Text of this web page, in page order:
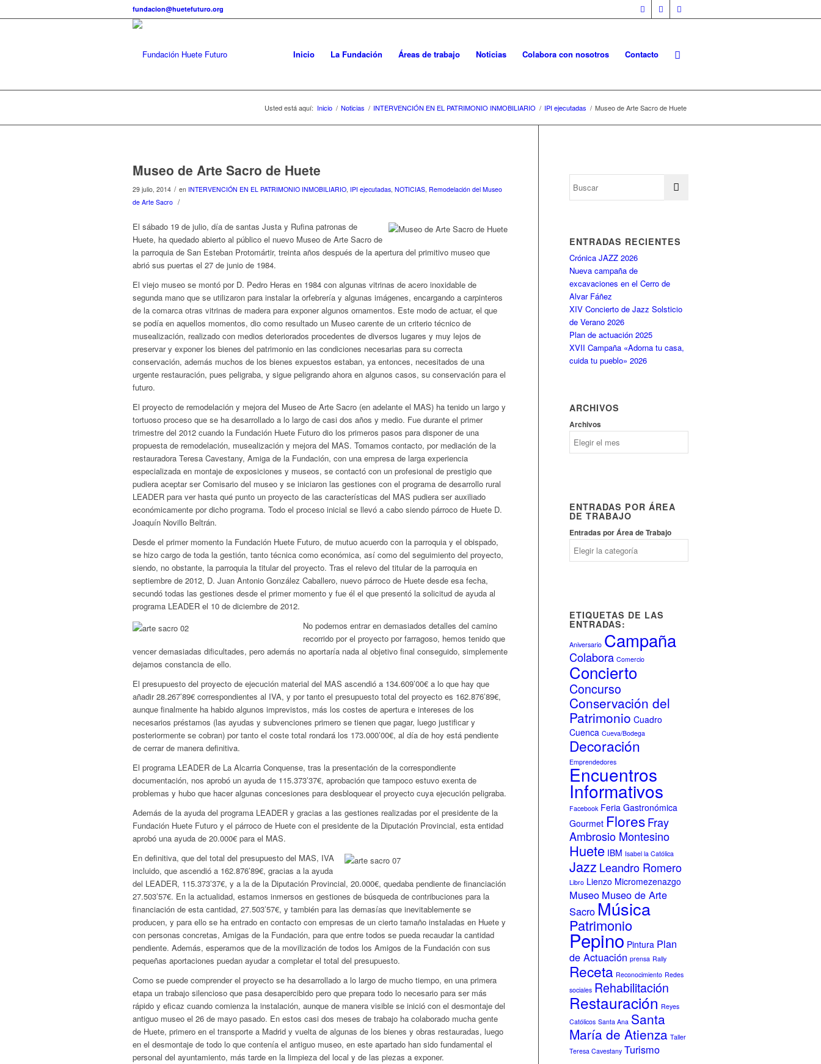
fundacion@huetefuturo.org
Inicio La Fundación Áreas de trabajo Noticias Colabora con nosotros Contacto
Usted está aquí: Inicio / Noticias / INTERVENCIÓN EN EL PATRIMONIO INMOBILIARIO / IPI ejecutadas / Museo de Arte Sacro de Huete
Museo de Arte Sacro de Huete
29 julio, 2014 / en INTERVENCIÓN EN EL PATRIMONIO INMOBILIARIO, IPI ejecutadas, NOTICIAS, Remodelación del Museo
de Arte Sacro /
El sábado 19 de julio, día de santas Justa y Rufina patronas de
Huete, ha quedado abierto al público el nuevo Museo de Arte Sacro de
la parroquia de San Esteban Protomártir, treinta años después de la apertura del primitivo museo que
abrió sus puertas el 27 de junio de 1984.
El viejo museo se montó por D. Pedro Heras en 1984 con algunas vitrinas de acero inoxidable de
segunda mano que se utilizaron para instalar la orfebrería y algunas imágenes, encargando a carpinteros
de la comarca otras vitrinas de madera para exponer algunos ornamentos. Este modo de actuar, el que
se podía en aquellos momentos, dio como resultado un Museo carente de un criterio técnico de
musealización, realizado con medios deteriorados procedentes de diversos lugares y muy lejos de
preservar y exponer los bienes del patrimonio en las condiciones necesarias para su correcta
conservación, además muchos de los bienes expuestos estaban, ya entonces, necesitados de una
urgente restauración, pues peligraba, y sigue peligrando ahora en algunos casos, su conservación para el
futuro.
El proyecto de remodelación y mejora del Museo de Arte Sacro (en adelante el MAS) ha tenido un largo y
tortuoso proceso que se ha desarrollado a lo largo de casi dos años y medio. Fue durante el primer
trimestre del 2012 cuando la Fundación Huete Futuro dio los primeros pasos para disponer de una
propuesta de remodelación, musealización y mejora del MAS. Tomamos contacto, por mediación de la
restauradora Teresa Cavestany, Amiga de la Fundación, con una empresa de larga experiencia
especializada en montaje de exposiciones y museos, se contactó con un profesional de prestigio que
pudiera aceptar ser Comisario del museo y se iniciaron las gestiones con el programa de desarrollo rural
LEADER para ver hasta qué punto un proyecto de las características del MAS pudiera ser auxiliado
económicamente por dicho programa. Todo el proceso inicial se llevó a cabo siendo párroco de Huete D.
Joaquín Novillo Beltrán.
Desde el primer momento la Fundación Huete Futuro, de mutuo acuerdo con la parroquia y el obispado,
se hizo cargo de toda la gestión, tanto técnica como económica, así como del seguimiento del proyecto,
siendo, no obstante, la parroquia la titular del proyecto. Tras el relevo del titular de la parroquia en
septiembre de 2012, D. Juan Antonio González Caballero, nuevo párroco de Huete desde esa fecha,
secundó todas las gestiones desde el primer momento y fue él el que presentó la solicitud de ayuda al
programa LEADER el 10 de diciembre de 2012.
No podemos entrar en demasiados detalles del camino
recorrido por el proyecto por farragoso, hemos tenido que
vencer demasiadas dificultades, pero además no aportaría nada al objetivo final conseguido, simplemente
dejamos constancia de ello.
El presupuesto del proyecto de ejecución material del MAS ascendió a 134.609’00€ a lo que hay que
añadir 28.267’89€ correspondientes al IVA, y por tanto el presupuesto total del proyecto es 162.876’89€,
aunque finalmente ha habido algunos imprevistos, más los costes de apertura e intereses de los
necesarios préstamos (las ayudas y subvenciones primero se tienen que pagar, luego justificar y
posteriormente se cobran) por tanto el coste total rondará los 173.000’00€, al día de hoy está pendiente
de cerrar de manera definitiva.
El programa LEADER de La Alcarria Conquense, tras la presentación de la correspondiente
documentación, nos aprobó un ayuda de 115.373’37€, aprobación que tampoco estuvo exenta de
problemas y hubo que hacer algunas concesiones para desbloquear el proyecto cuya ejecución peligraba.
Además de la ayuda del programa LEADER y gracias a las gestiones realizadas por el presidente de la
Fundación Huete Futuro y el párroco de Huete con el presidente de la Diputación Provincial, esta entidad
aprobó una ayuda de 20.000€ para el MAS.
En definitiva, que del total del presupuesto del MAS, IVA
incluido, que ascendió a 162.876’89€, gracias a la ayuda
del LEADER, 115.373’37€, y a la de la Diputación Provincial, 20.000€, quedaba pendiente de financiación
27.503’57€. En la actualidad, estamos inmersos en gestiones de búsqueda de contribuciones para la
financiación de esta cantidad, 27.503’57€, y también para las demasías que inevitablemente se
producen, y para ello se ha entrado en contacto con empresas de un cierto tamaño instaladas en Huete y
con personas concretas, Amigas de la Fundación, para que entre todos se pueda recaudar la cantidad
pendiente. Además, esperamos que de la movilización de todos los Amigos de la Fundación con sus
pequeñas aportaciones puedan ayudar a completar el total del presupuesto.
Como se puede comprender el proyecto se ha desarrollado a lo largo de mucho tiempo, en una primera
etapa un trabajo silencioso que pasa desapercibido pero que prepara todo lo necesario para ser más
rápido y eficaz cuando comienza la instalación, aunque de manera visible se inició con el desmontaje del
antiguo museo el 26 de mayo pasado. En estos casi dos meses de trabajo ha colaborado mucha gente
de Huete, primero en el transporte a Madrid y vuelta de algunas de los bienes y obras restauradas, luego
en el desmontaje de todo lo que contenía el antiguo museo, en este apartado han sido fundamental el
personal del ayuntamiento, más tarde en la limpieza del local y de las piezas a exponer.
ENTRADAS RECIENTES
Crónica JAZZ 2026
Nueva campaña de
excavaciones en el Cerro de
Alvar Fáñez
XIV Concierto de Jazz Solsticio
de Verano 2026
Plan de actuación 2025
XVII Campaña «Adorna tu casa,
cuida tu pueblo» 2026
ARCHIVOS
Archivos
ENTRADAS POR ÁREA
DE TRABAJO
Entradas por Área de Trabajo
ETIQUETAS DE LAS
ENTRADAS:
Aniversario Campaña
Colabora Comercio
Concierto
Concurso
Conservación del
Patrimonio Cuadro
Cuenca Cueva/Bodega
Decoración
Emprendedores
Encuentros
Informativos
Facebook Feria Gastronómica
Gourmet FloresFray
Ambrosio Montesino
Huete IBM Isabel la Católica
Jazz Leandro Romero
Libro Lienzo Micromezenazgo
Museo Museo de Arte
Sacro Música
Patrimonio
Pepino Pintura Plan
de Actuación prensa Rally
Receta Reconocimiento Redes
sociales Rehabilitación
Restauración Reyes
Católicos Santa Ana Santa
María de Atienza Taller
Teresa Cavestany Turismo